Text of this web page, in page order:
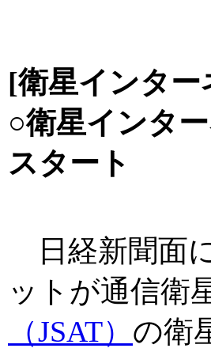
[衛星インタ
○衛星インタ
スタート
日経新聞面
ットが通信衛
（JSAT） の衛